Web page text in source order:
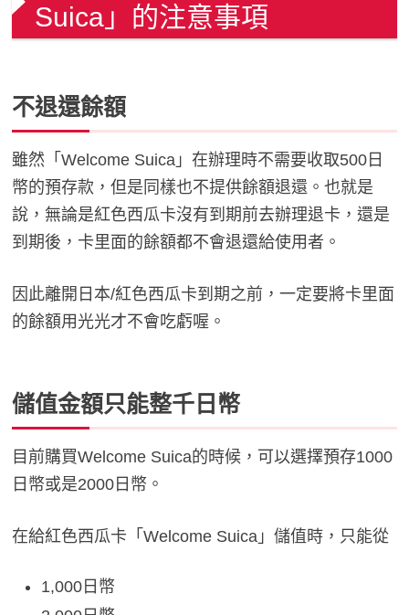
Suica」的注意事項
不退還餘額
雖然「Welcome Suica」在辦理時不需要收取500日
幣的預存款，但是同樣也不提供餘額退還。也就是
說，無論是紅色西瓜卡沒有到期前去辦理退卡，還是
到期後，卡里面的餘額都不會退還給使用者。
因此離開日本/紅色西瓜卡到期之前，一定要將卡里面
的餘額用光光才不會吃虧喔。
儲值金額只能整千日幣
目前購買Welcome Suica的時候，可以選擇預存1000
日幣或是2000日幣。
在給紅色西瓜卡「Welcome Suica」儲值時，只能從
1,000日幣